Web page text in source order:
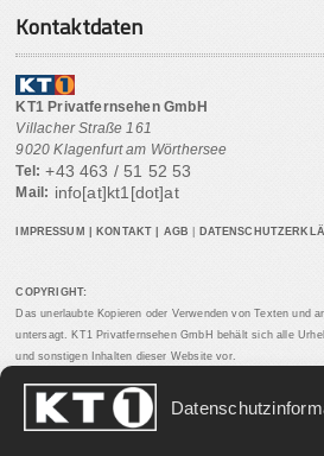
Kontaktdaten
KT1 Privatfernsehen GmbH
Villacher Straße 161
9020 Klagenfurt am Wörthersee
Tel: +43 463 / 51 52 53
Mail: info[at]kt1[dot]at
IMPRESSUM KONTAKT AGB
COPYRIGHT:
Das unerlaubte Kopieren oder Verwenden von Texten und
untersagt. KT1 Privatfernsehen GmbH behält sich alle
und sonstigen Inhalten dieser Website vor.
PARTNERLINKS: